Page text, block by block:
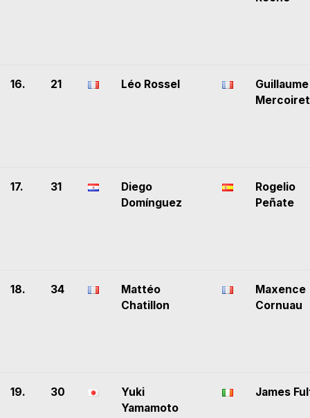
16. 21 Léo Rossel
Guillaume
Mercoiret
17. 31
Diego
Domínguez
Rogelio
Peñate
18. 34
Mattéo
Chatillon
Maxence
Cornuau
19. 30
Yuki
Yamamoto
James